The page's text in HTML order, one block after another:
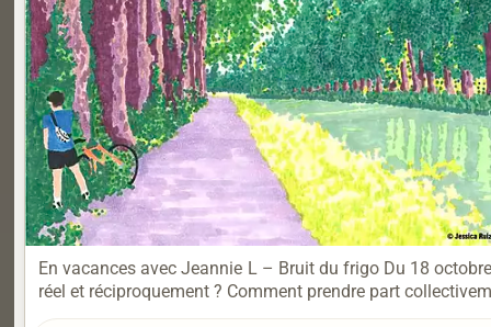
En vacances avec Jeannie L – Bruit du frigo Du 18
réel et réciproquement ? Comment prendre part